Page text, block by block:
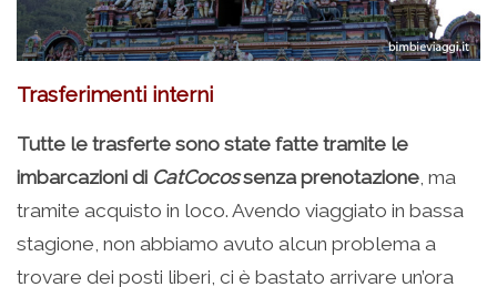
Trasferimenti interni
Tutte le trasferte sono state fatte tramite le
imbarcazioni di CatCocossenza prenotazione, ma
tramite acquisto in loco. Avendo viaggiato in bassa
stagione, non abbiamo avuto alcun problema a
trovare dei posti liberi, ci è bastato arrivare un’ora